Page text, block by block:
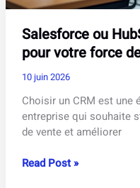
Salesforce ou
pour votre force
10 juin 2026
Choisir un CRM est une
entreprise qui souhaite
de vente et améliorer
Salesforce
Read Post »